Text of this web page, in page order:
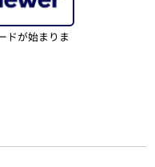
ドが始まりま